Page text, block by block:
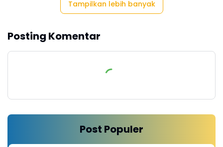
Tampilkan lebih banyak
Posting Komentar
Post Populer